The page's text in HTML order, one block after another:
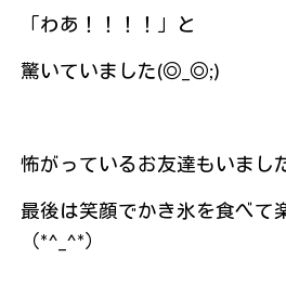
「わあ！！！！」と
驚いていました(◎_◎;)
怖がっているお友達もいまし
最後は笑顔でかき氷を食べて
（*^_^*）